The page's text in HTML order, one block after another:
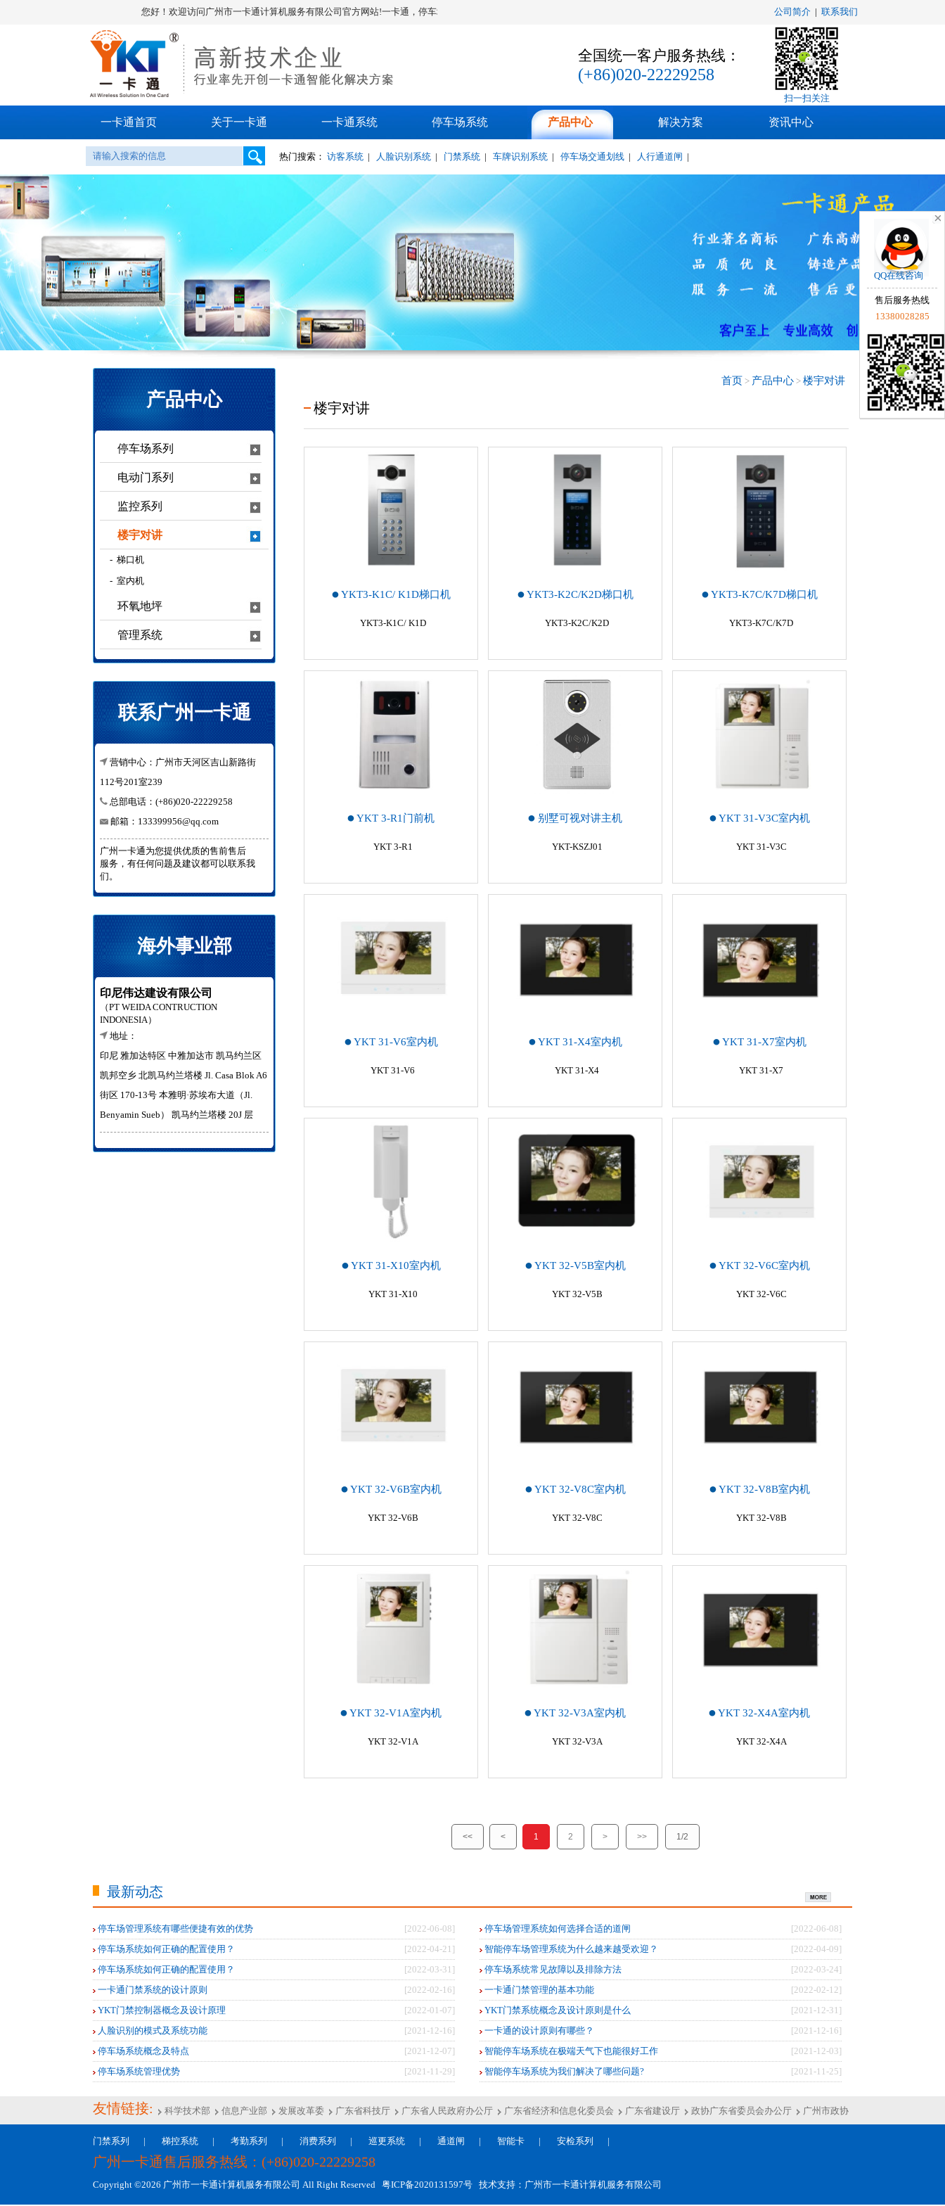
您好！欢迎访问广州市一卡通计算机服务有限公司官方网站!一卡通，停车场系统，人行闸机，车牌识别，道闸,工地出入管理，人脸识别，门禁，车位划线! 公司简介 | 联系我们
扫一扫关注
全国统一客户服务热线：
(+86)020-22229258
一卡通首页 关于一卡通 一卡通系统 停车场系统 产品中心 解决方案 资讯中心
热门搜索： 访客系统 | 人脸识别系统 | 门禁系统 | 车牌识别系统 | 停车场交通划线 | 人行通道闸 |
产品中心
停车场系列
电动门系列
监控系列
楼宇对讲
- 梯口机
- 室内机
环氧地坪
管理系统
联系广州一卡通
营销中心：广州市天河区吉山新路街
112号201室239
总部电话：(+86)020-22229258
邮箱：133399956@qq.com
广州一卡通为您提供优质的售前售后
服务，有任何问题及建议都可以联系我
们。
海外事业部
印尼伟达建设有限公司
（PT WEIDA CONTRUCTION
INDONESIA）
地址：
印尼 雅加达特区 中雅加达市 凯马约兰区
凯邦空乡 北凯马约兰塔楼 Jl. Casa Blok A6
街区 170-13号 本雅明·苏埃布大道（Jl.
Benyamin Sueb） 凯马约兰塔楼 20J 层
首页 > 产品中心 > 楼宇对讲
楼宇对讲
YKT3-K1C/ K1D梯口机
YKT3-K1C/ K1D
YKT3-K2C/K2D梯口机
YKT3-K2C/K2D
YKT3-K7C/K7D梯口机
YKT3-K7C/K7D
YKT 3-R1门前机
YKT 3-R1
别墅可视对讲主机
YKT-KSZJ01
YKT 31-V3C室内机
YKT 31-V3C
YKT 31-V6室内机
YKT 31-V6
YKT 31-X4室内机
YKT 31-X4
YKT 31-X7室内机
YKT 31-X7
YKT 31-X10室内机
YKT 31-X10
YKT 32-V5B室内机
YKT 32-V5B
YKT 32-V6C室内机
YKT 32-V6C
YKT 32-V6B室内机
YKT 32-V6B
YKT 32-V8C室内机
YKT 32-V8C
YKT 32-V8B室内机
YKT 32-V8B
YKT 32-V1A室内机
YKT 32-V1A
YKT 32-V3A室内机
YKT 32-V3A
YKT 32-X4A室内机
YKT 32-X4A
<< < 1 2 > >> 1/2
最新动态
[2022-06-08]
停车场管理系统有哪些便捷有效的优势 [2022-06-08]
停车场管理系统如何选择合适的道闸
[2022-04-21]
停车场系统如何正确的配置使用？ [2022-04-09]
智能停车场管理系统为什么越来越受欢迎？
[2022-03-31]
停车场系统如何正确的配置使用？ [2022-03-24]
停车场系统常见故障以及排除方法
[2022-02-16]
一卡通门禁系统的设计原则 [2022-02-12]
一卡通门禁管理的基本功能
[2022-01-07]
YKT门禁控制器概念及设计原理 [2021-12-31]
YKT门禁系统概念及设计原则是什么
[2021-12-16]
人脸识别的模式及系统功能 [2021-12-16]
一卡通的设计原则有哪些？
[2021-12-07]
停车场系统概念及特点 [2021-12-03]
智能停车场系统在极端天气下也能很好工作
[2021-11-29]
停车场系统管理优势 [2021-11-25]
智能停车场系统为我们解决了哪些问题?
友情链接: 科学技术部 信息产业部 发展改革委 广东省科技厅 广东省人民政府办公厅 广东省经济和信息化委员会 广东省建设厅 政协广东省委员会办公厅 广州市政协
门禁系列 | 梯控系统 | 考勤系列 | 消费系列 | 巡更系统 | 通道闸 | 智能卡 | 安检系列 |
广州一卡通售后服务热线：(+86)020-22229258
Copyright ©2026 广州市一卡通计算机服务有限公司 All Right Reserved 粤ICP备2020131597号 技术支持：广州市一卡通计算机服务有限公司
QQ在线咨询
售后服务热线
13380028285